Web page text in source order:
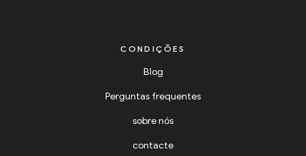
CONDIÇÕES
Blog
Perguntas frequentes
sobre nós
contacte